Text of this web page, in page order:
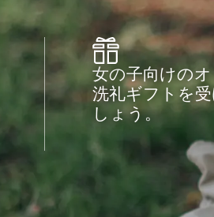
女の子向けの
洗礼ギフトを
しょう。